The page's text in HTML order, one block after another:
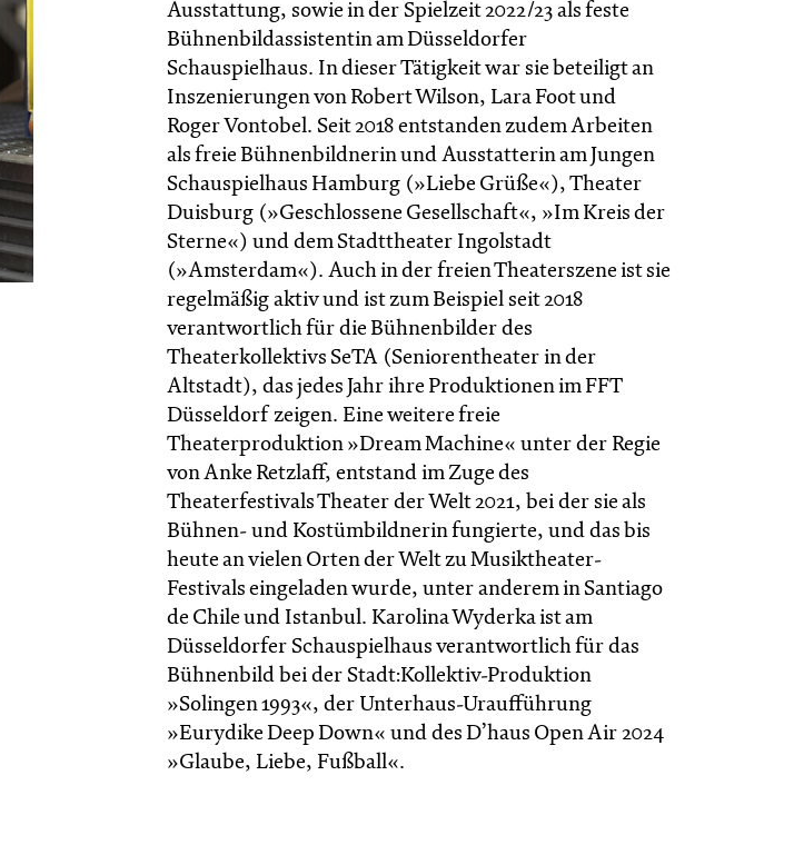
Ausstattung, sowie in der Spielzeit 2022/23 als feste
Bühnenbildassistentin am Düsseldorfer
Schauspielhaus. In dieser Tätigkeit war sie beteiligt an
Inszenierungen von Robert Wilson, Lara Foot und
Roger Vontobel. Seit 2018 entstanden zudem Arbeiten
als freie Bühnenbildnerin und Ausstatterin am Jungen
Schauspielhaus Hamburg (»Liebe Grüße«), Theater
Duisburg (»Geschlossene Gesellschaft«, »Im Kreis der
Sterne«) und dem Stadttheater Ingolstadt
(»Amsterdam«). Auch in der freien Theaterszene ist sie
regelmäßig aktiv und ist zum Beispiel seit 2018
verantwortlich für die Bühnenbilder des
Theaterkollektivs SeTA (Seniorentheater in der
Altstadt), das jedes Jahr ihre Produktionen im FFT
Düsseldorf zeigen. Eine weitere freie
Theaterproduktion »Dream Machine« unter der Regie
von Anke Retzlaff, entstand im Zuge des
Theaterfestivals Theater der Welt 2021, bei der sie als
Bühnen- und Kostümbildnerin fungierte, und das bis
heute an vielen Orten der Welt zu Musiktheater-
Festivals eingeladen wurde, unter anderem in Santiago
de Chile und Istanbul. Karolina Wyderka ist am
Düsseldorfer Schauspielhaus verantwortlich für das
Bühnenbild bei der Stadt:Kollektiv-Produktion
»Solingen 1993«, der Unterhaus-Uraufführung
»Eurydike Deep Down« und des D’haus Open Air 2024
»Glaube, Liebe, Fußball«.